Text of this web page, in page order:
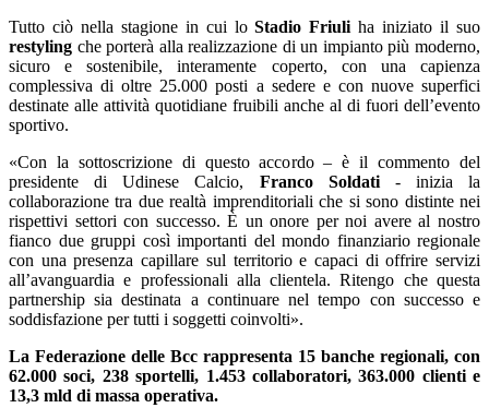
Tutto ciò nella stagione in cui loStadio Friuli ha iniziato il suo
restyling che porterà alla realizzazione di un impianto più moderno,
sicuro e sostenibile, interamente coperto, con una capienza
complessiva di oltre 25.000 posti a sedere e con nuove superfici
destinate alle attività quotidiane fruibili anche al di fuori dell’evento
sportivo.
«Con la sottoscrizione di questo accordo – è il commento del
presidente di Udinese Calcio, Franco Soldati- inizia la
collaborazione tra due realtà imprenditoriali che si sono distinte nei
rispettivi settori con successo. È un onore per noi avere al nostro
fianco due gruppi così importanti del mondo finanziario regionale
con una presenza capillare sul territorio e capaci di offrire servizi
all’avanguardia e professionali alla clientela. Ritengo che questa
partnership sia destinata a continuare nel tempo con successo e
soddisfazione per tutti i soggetti coinvolti».
La Federazione delle Bcc rappresenta 15 banche regionali, con
62.000 soci, 238 sportelli, 1.453 collaboratori, 363.000 clienti e
13,3 mld di massa operativa.